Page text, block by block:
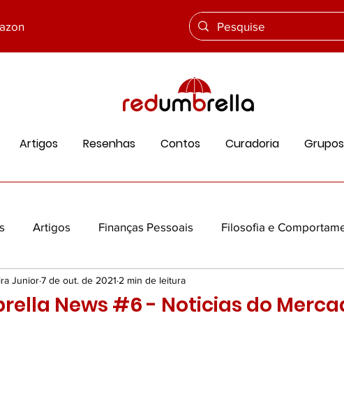
Artigos Resenhas Contos Curadoria Grupos
Artigos Finanças Pessoais Filosofia e
Ciência e Vida Cultura e História
News #6 - Noticias do
Junior7 de out. de 2021 2 min de leitura
NaN de 5 estrelas.